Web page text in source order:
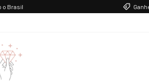
o Brasil